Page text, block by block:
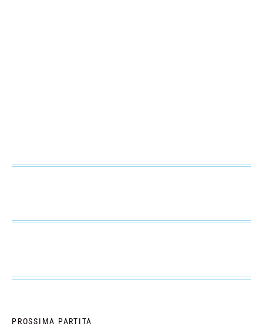
PROSSIMA PARTITA